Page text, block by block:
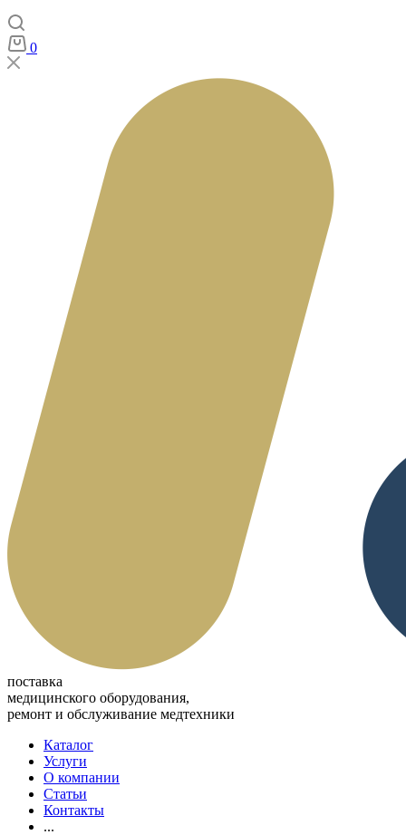
0
поставка
медицинского оборудования,
ремонт и обслуживание медтехники
Каталог
Услуги
О компании
Статьи
Контакты
...